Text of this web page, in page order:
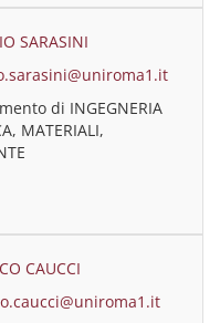
SARASINI
di INGEGNERIA
MATERIALI,
CAUCCI